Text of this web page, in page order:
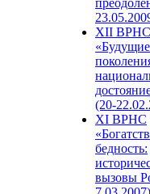
XII ВРНС
«Будущие
(20-
XI ВРНС
бедность:
вызовы